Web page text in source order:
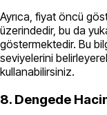
Ayrıca, fiyat öncü
üzerindedir, bu da
göstermektedir. Bu
seviyelerini
kullanabilirsiniz.
8. Dengede